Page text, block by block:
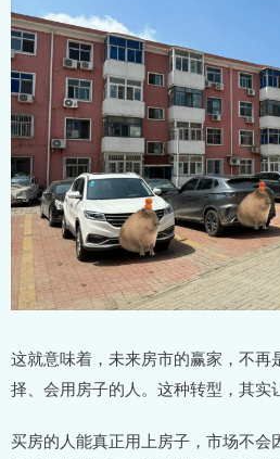
这就意味着，未来房市的赢家，不再
择、会用房子的人。这种转型，其实
买房的人能真正用上房子，市场不会